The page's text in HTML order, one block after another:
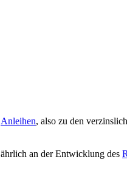
Anleihen, also zu den
an der Entwicklung des